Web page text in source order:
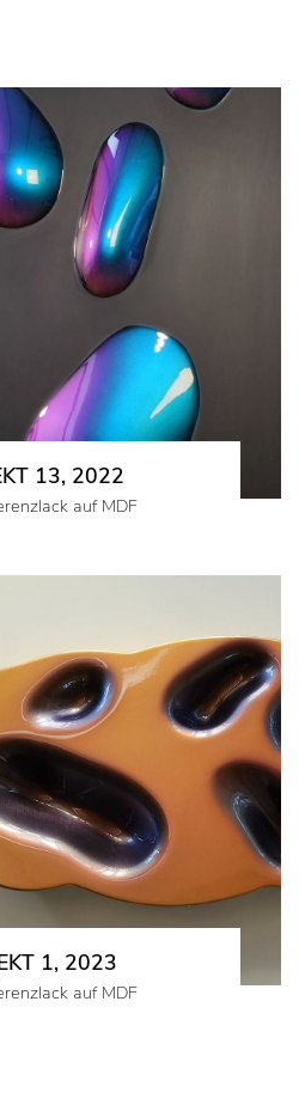
13, 2022
auf MDF
1, 2023
auf MDF